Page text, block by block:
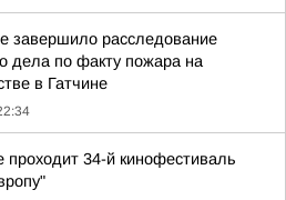
завершило расследование
дела по факту пожара на
в Гатчине
проходит 34-й кинофестиваль